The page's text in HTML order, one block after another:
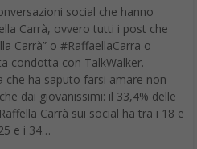
social che hanno
Carrà, ovvero tutti i post che
Carrà” o #RaffaellaCarra o
condotta con TalkWalker.
ha saputo farsi amare non
dai giovanissimi: il 33,4% delle
Carrà sui social ha tra i 18 e
e i 34…